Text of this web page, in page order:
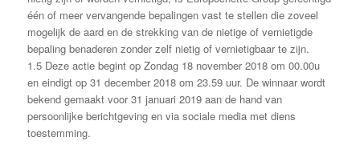
één of meer vervangende bepalingen vast te stellen die zoveel
mogelijk de aard en de strekking van de nietige of vernietigde
bepaling benaderen zonder zelf nietig of vernietigbaar te zijn.
1.5 Deze actie begint op Zondag 18 november 2018 om 00.00u
en eindigt op 31 december 2018 om 23.59 uur. De winnaar wordt
bekend gemaakt voor 31 januari 2019 aan de hand van
persoonlijke berichtgeving en via sociale media met diens
toestemming.